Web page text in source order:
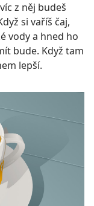
z něj budeš
si vaříš čaj,
vody a hned ho
bude. Když tam
lepší.